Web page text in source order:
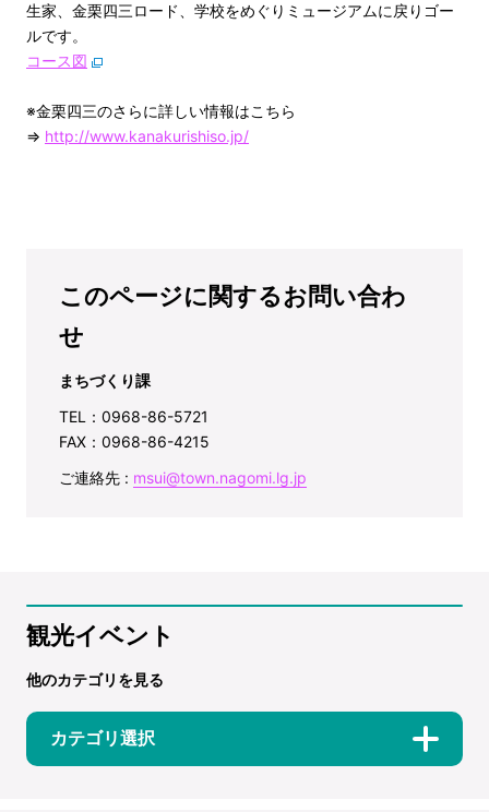
生家、金栗四三ロード、学校をめぐりミュージアムに戻りゴー
ルです。
コース図
※金栗四三のさらに詳しい情報はこちら
⇒ http://www.kanakurishiso.jp/
このページに関するお問い合わ
せ
まちづくり課
TEL：0968-86-5721
FAX：0968-86-4215
ご連絡先 : msui@town.nagomi.lg.jp
観光イベント
他のカテゴリを見る
カテゴリ選択